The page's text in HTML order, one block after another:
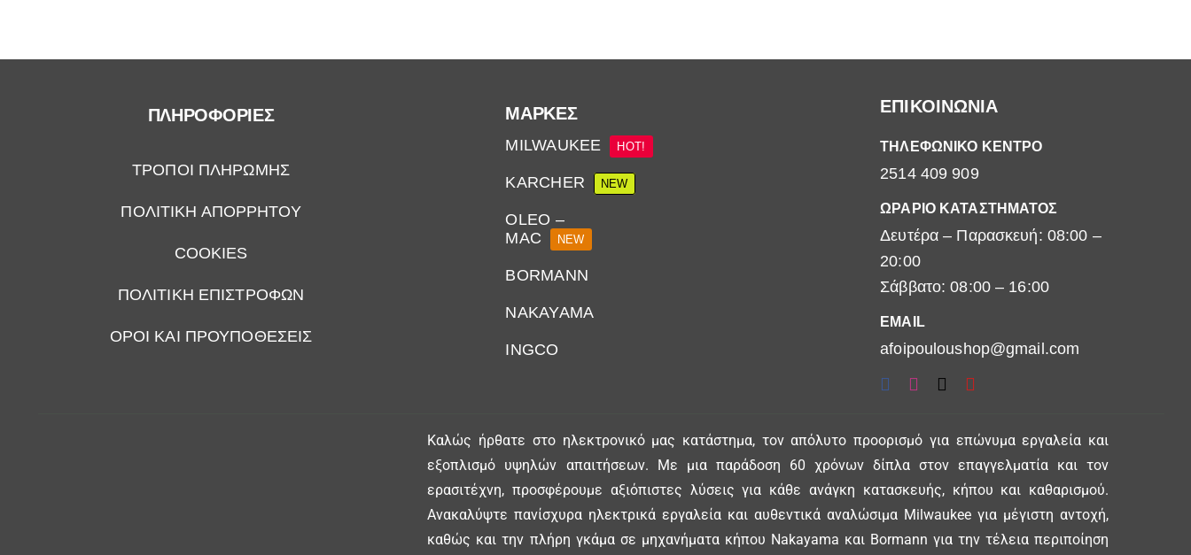
ΠΛΗΡΟΦΟΡΙΕΣ
ΤΡΟΠΟΙ ΠΛΗΡΩΜΗΣ
ΠΟΛΙΤΙΚΗ ΑΠΟΡΡΗΤΟΥ
COOKIES
ΠΟΛΙΤΙΚΗ ΕΠΙΣΤΡΟΦΩΝ
ΟΡΟΙ ΚΑΙ ΠΡΟΥΠΟΘΕΣΕΙΣ
ΜΆΡΚΕΣ
MILWAUKEE HOT!
KARCHER NEW
OLEO –
MAC
NEW
BORMANN
NAKAYAMA
INGCO
ΕΠΙΚΟΙΝΩΝΙΑ
ΤΗΛΕΦΩΝΙΚΟ ΚΕΝΤΡΟ
2514 409 909
ΩΡΑΡΙΟ ΚΑΤΑΣΤΗΜΑΤΟΣ
Δευτέρα – Παρασκευή: 08:00 –
20:00
Σάββατο: 08:00 – 16:00
EMAIL
afoipouloushop@gmail.com
Καλώς ήρθατε στο ηλεκτρονικό μας κατάστημα, τον απόλυτο προορισμό για επώνυμα εργαλεία και
εξοπλισμό υψηλών απαιτήσεων. Με μια παράδοση 60 χρόνων δίπλα στον επαγγελματία και τον
ερασιτέχνη, προσφέρουμε αξιόπιστες λύσεις για κάθε ανάγκη κατασκευής, κήπου και καθαρισμού.
Ανακαλύψτε πανίσχυρα ηλεκτρικά εργαλεία και αυθεντικά αναλώσιμα Milwaukee για μέγιστη αντοχή,
καθώς και την πλήρη γκάμα σε μηχανήματα κήπου Nakayama και Bormann για την τέλεια περιποίηση